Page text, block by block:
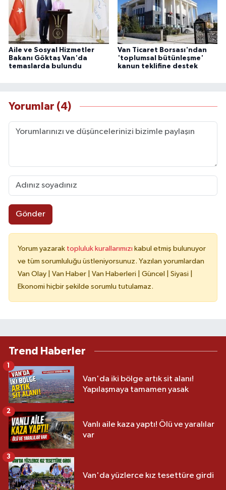
Aile ve Sosyal Hizmetler
Bakanı Göktaş Van'da
temaslarda bulundu
Van Ticaret Borsası'ndan
'toplumsal bütünleşme'
kanun teklifine destek
Yorumlar (4)
Gönder
Yorum yazarak topluluk kurallarımızı kabul etmiş bulunuyor
ve tüm sorumluluğu üstleniyorsunuz. Yazılan yorumlardan
Van Olay | Van Haber | Van Haberleri | Güncel | Siyasi |
Ekonomi hiçbir şekilde sorumlu tutulamaz.
Trend Haberler
Van'da iki bölge artık sit alanı!
Yapılaşmaya tamamen yasak
1
Vanlı aile kaza yaptı! Ölü ve yaralılar
var
2
Van'da yüzlerce kız tesettüre girdi
3